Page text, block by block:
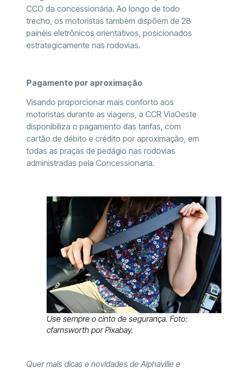
CCO da concessionária. Ao longo de todo
trecho, os motoristas também dispõem de 28
painéis eletrônicos orientativos, posicionados
estrategicamente nas rodovias.
Pagamento por aproximação
Visando proporcionar mais conforto aos
motoristas durante as viagens, a CCR ViaOeste
disponibiliza o pagamento das tarifas, com
cartão de débito e crédito por aproximação, em
todas as praças de pedágio nas rodovias
administradas pela Concessionaria.
Use sempre o cinto de segurança. Foto:
cfarnsworth por Pixabay.
Quer mais dicas e novidades de Alphaville e